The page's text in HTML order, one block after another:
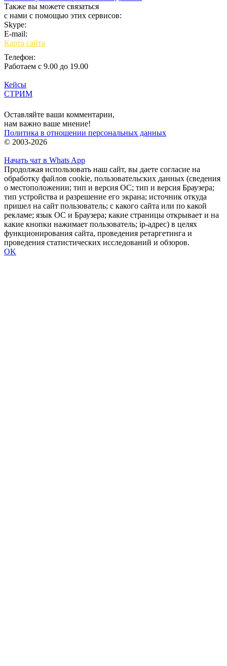
Также вы можете связаться
с нами с помощью этих сервисов:
Skype:
E-mail:
Карта сайта
Телефон:
Работаем с 9.00 до 19.00
Кейсы
СТРИМ
Оставляйте ваши комментарии,
нам важно ваше мнение!
Политика в отношении персональных данных
© 2003-2026
Начать чат в Whats App
Продолжая использовать наш сайт, вы даете согласие на
обработку файлов cookie, пользовательских данных (сведения
о местоположении; тип и версия ОС; тип и версия Браузера;
тип устройства и разрешение его экрана; источник откуда
пришел на сайт пользователь; с какого сайта или по какой
рекламе; язык ОС и Браузера; какие страницы открывает и на
какие кнопки нажимает пользователь; ip-адрес) в целях
функционирования сайта, проведения ретаргетинга и
проведения статистических исследований и обзоров.
OK